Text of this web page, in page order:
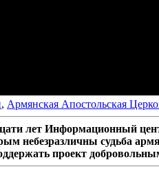
, Армянская Апостольская
лет Информационный
небезразличны судьба
проект